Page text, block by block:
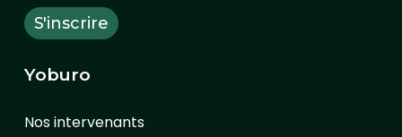
Yoburo
Nos intervenants